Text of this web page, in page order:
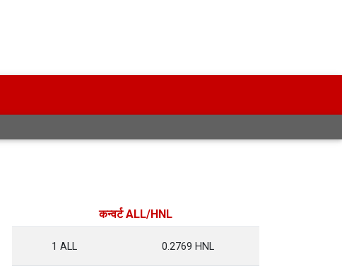
कन्वर्ट ALL/HNL
1 ALL 0.2769 HNL